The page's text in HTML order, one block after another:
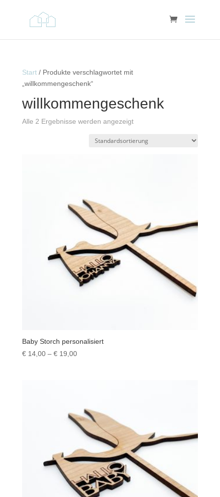
Start/ Produkte verschlagwortet mit
„willkommengeschenk“
willkommengeschenk
Alle 2 Ergebnisse werden angezeigt
Baby Storch personalisiert
€14,00 – €19,00Preisspanne: